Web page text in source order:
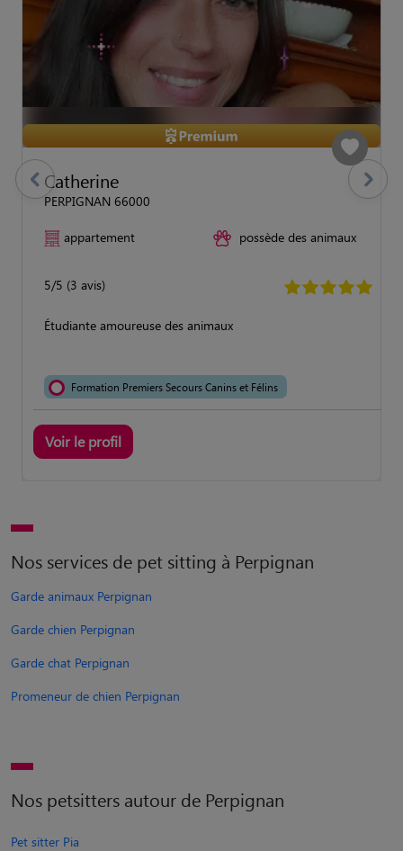
Catherine
PERPIGNAN 66000
appartement possède des animaux
5/5 (3 avis)
Étudiante amoureuse des animaux
Formation Premiers Secours Canins et Félins
Voir le profil
previous Suivant
Nos services de pet sitting à Perpignan
Garde animaux Perpignan
Garde chien Perpignan
Garde chat Perpignan
Promeneur de chien Perpignan
Nos petsitters autour de Perpignan
Pet sitter Pia